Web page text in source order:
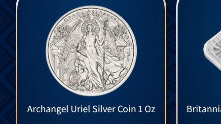
Archangel Uriel Silver Coin 1 Oz